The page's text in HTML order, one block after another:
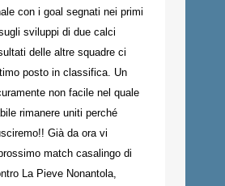
con i goal segnati nei primi
sviluppi di due calci
delle altre squadre ci
posto in classifica. Un
non facile nel quale
rimanere uniti perché
Già da ora vi
match casalingo di
La Pieve Nonantola,